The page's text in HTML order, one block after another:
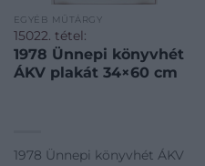
EGYÉB MŰTÁRGY
15022. tétel:
1978 Ünnepi könyvhét
ÁKV plakát 34×60 cm
1978 Ünnepi könyvhét ÁKV